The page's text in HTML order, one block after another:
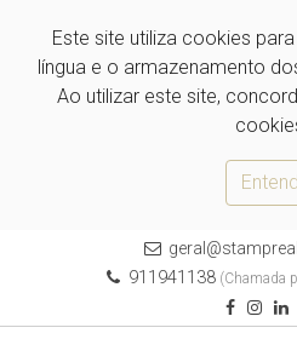
Este site utiliza cookies
língua e o armazenamento
Ao utilizar este site,
911941138 (Chamada